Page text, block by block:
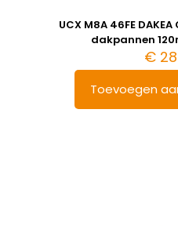
UCX M8A 46FE
dakpannen
€
Toevoegen